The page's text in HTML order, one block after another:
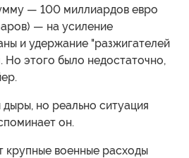
— 100 миллиардов евро
— на усиление
и удержание "разжигателей
Но этого было недостаточно,
но реально ситуация
он.
крупные военные расходы